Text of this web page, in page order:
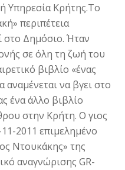
Υπηρεσία Κρήτης.Το
περιπέτεια
στο Δημόσιο. Ήταν
σε όλη τη ζωή του
βιβλίο «ένας
αναμένεται να βγει στο
ένα άλλο βιβλίο
στην Κρήτη. Ο γιος
2011 επιμελημένο
Ντουκάκης» της
αναγνώρισης GR-